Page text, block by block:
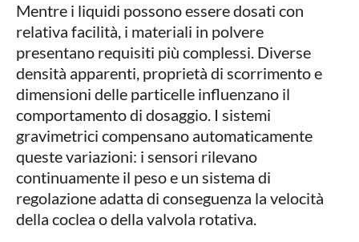
Mentre i liquidi possono essere dosati con
relativa facilità, i materiali in polvere
presentano requisiti più complessi. Diverse
densità apparenti, proprietà di scorrimento e
dimensioni delle particelle influenzano il
comportamento di dosaggio. I sistemi
gravimetrici compensano automaticamente
queste variazioni: i sensori rilevano
continuamente il peso e un sistema di
regolazione adatta di conseguenza la velocità
della coclea o della valvola rotativa.